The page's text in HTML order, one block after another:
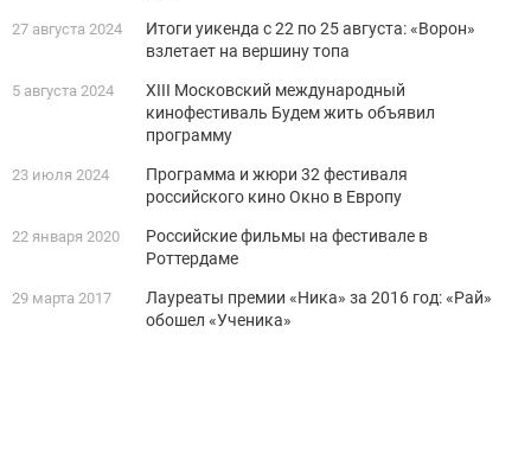
27 августа 2024
Итоги уикенда с 22 по 25 августа: «Ворон»
взлетает на вершину топа
5 августа 2024
ХIII Московский международный
кинофестиваль Будем жить объявил
программу
23 июля 2024
Программа и жюри 32 фестиваля
российского кино Окно в Европу
22 января 2020
Российские фильмы на фестивале в
Роттердаме
29 марта 2017
Лауреаты премии «Ника» за 2016 год: «Рай»
обошел «Ученика»